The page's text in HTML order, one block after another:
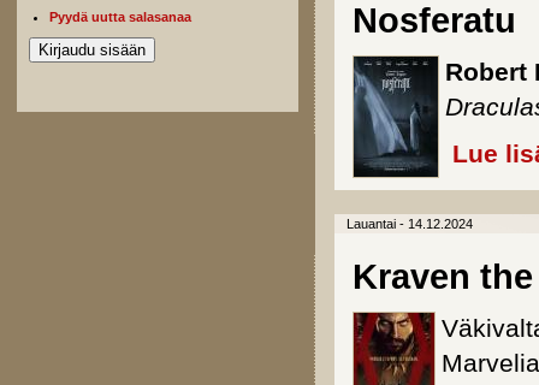
Pyydä uutta salasanaa Nosferatu
Robert
Lue
Lauantai - 14.12.2024
Kraven